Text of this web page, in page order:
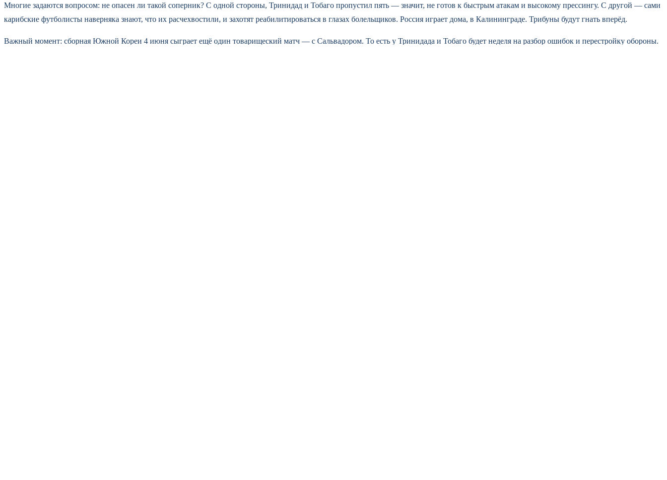
Многие задаются вопросом: не опасен ли такой соперник? С одной стороны, Тринидад и Тобаго пропустил пять — значит, не готов к быстрым атакам и высокому прессингу. С другой — сами
карибские футболисты наверняка знают, что их расчехвостили, и захотят реабилитироваться в глазах болельщиков. Россия играет дома, в Калининграде. Трибуны будут гнать вперёд.
Важный момент: сборная Южной Кореи 4 июня сыграет ещё один товарищеский матч — с Сальвадором. То есть у Тринидада и Тобаго будет неделя на разбор ошибок и перестройку обороны.